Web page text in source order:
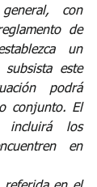
con
de
un
este
podrá
conjunto. El
incluirá los
en